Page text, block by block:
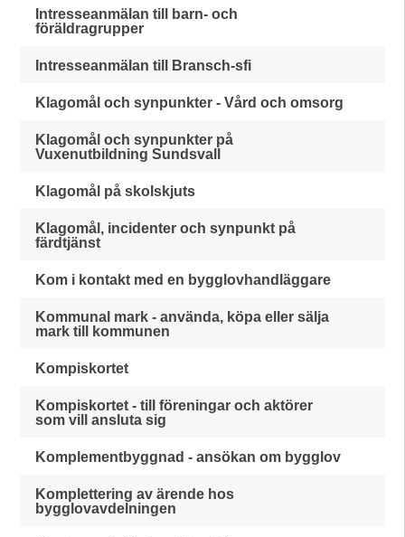
Intresseanmälan till barn- och
föräldragrupper
Intresseanmälan till Bransch-sfi
Klagomål och synpunkter - Vård och omsorg
Klagomål och synpunkter på
Vuxenutbildning Sundsvall
Klagomål på skolskjuts
Klagomål, incidenter och synpunkt på
färdtjänst
Kom i kontakt med en bygglovhandläggare
Kommunal mark - använda, köpa eller sälja
mark till kommunen
Kompiskortet
Kompiskortet - till föreningar och aktörer
som vill ansluta sig
Komplementbyggnad - ansökan om bygglov
Komplettering av ärende hos
bygglovavdelningen